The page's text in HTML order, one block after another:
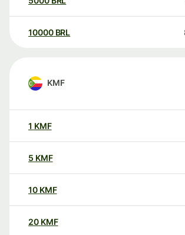
10000 BRL
KMF
1 KMF
5 KMF
10 KMF
20 KMF